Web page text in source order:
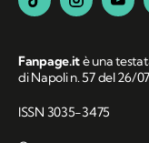
Fanpage.itè una
di Napoli n. 57 del 26/
ISSN 3035-3475